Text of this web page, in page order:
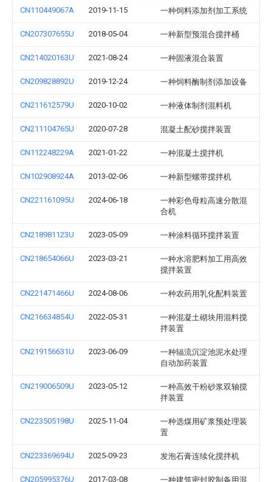
CN110449067A 2019-11-15 一种饲料添加剂加工系统
CN207307655U 2018-05-04 一种新型预混合搅拌桶
CN214020163U 2021-08-24 一种固液混合装置
CN209828892U 2019-12-24 一种饲料酶制剂添加设备
CN211612579U 2020-10-02 一种液体制剂混料机
CN211104765U 2020-07-28 混凝土配砂搅拌装置
CN112248229A 2021-01-22 一种混凝土搅拌机
CN102908924A 2013-02-06 一种新型螺带搅拌机
CN221161095U 2024-06-18
一种彩色母粒高速分散混
合机
CN218981123U 2023-05-09 一种涂料循环搅拌装置
CN218654066U 2023-03-21
一种水溶肥料加工用高效
搅拌装置
CN221471466U 2024-08-06 一种农药用乳化配料装置
CN216634854U 2022-05-31
一种混凝土砌块用混料搅
拌装置
CN219156631U 2023-06-09
一种辐流沉淀池泥水处理
自动加药装置
CN219006509U 2023-05-12
一种高效干粉砂浆双轴搅
拌装置
CN223505198U 2025-11-04
一种选煤用矿浆预处理装
置
CN223369694U 2025-09-23 发泡石膏连续化搅拌机
CN205995376U 2017-03-08
一种建筑密封胶制备用混